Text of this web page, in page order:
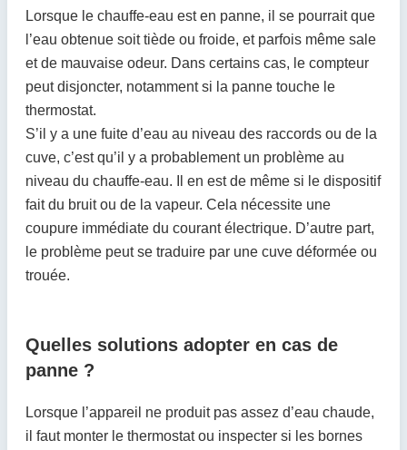
Lorsque le chauffe-eau est en panne, il se pourrait que
l’eau obtenue soit tiède ou froide, et parfois même sale
et de mauvaise odeur. Dans certains cas, le compteur
peut disjoncter, notamment si la panne touche le
thermostat.
S’il y a une fuite d’eau au niveau des raccords ou de la
cuve, c’est qu’il y a probablement un problème au
niveau du chauffe-eau. Il en est de même si le dispositif
fait du bruit ou de la vapeur. Cela nécessite une
coupure immédiate du courant électrique. D’autre part,
le problème peut se traduire par une cuve déformée ou
trouée.
Quelles solutions adopter en cas de
panne ?
Lorsque l’appareil ne produit pas assez d’eau chaude,
il faut monter le thermostat ou inspecter si les bornes